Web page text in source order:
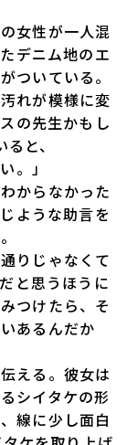
女性が一人混
デニム地のエ
ついている。
れが模様に変
の先生かもし
と、
。」
からなかった
ような助言を
りじゃなくて
と思うほうに
つけたら、そ
あるんだか
える。彼女は
シイタケの形
線に少し面白